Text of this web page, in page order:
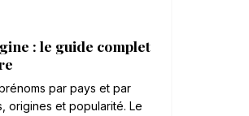
: le guide complet
par pays et par
origines et popularité. Le